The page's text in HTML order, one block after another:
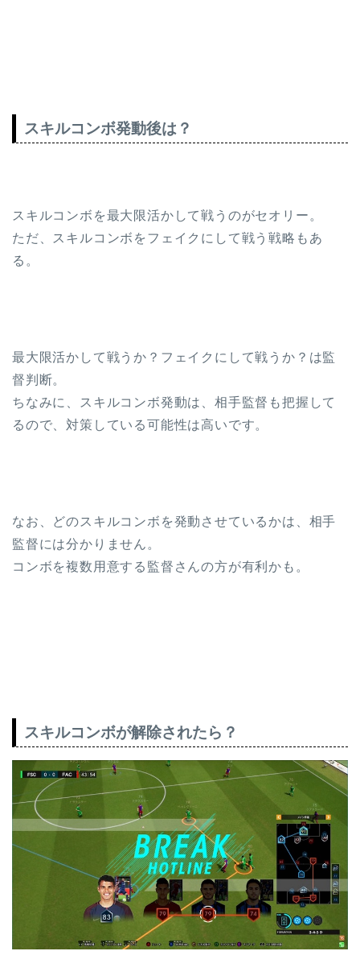
スキルコンボ発動後は？
スキルコンボを最大限活かして戦うのがセオリー。
ただ、スキルコンボをフェイクにして戦う戦略もあ
る。
最大限活かして戦うか？フェイクにして戦うか？は監
督判断。
ちなみに、スキルコンボ発動は、相手監督も把握して
るので、対策している可能性は高いです。
なお、どのスキルコンボを発動させているかは、相手
監督には分かりません。
コンボを複数用意する監督さんの方が有利かも。
スキルコンボが解除されたら？